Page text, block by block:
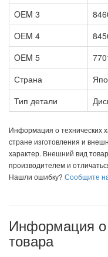
OEM 3
OEM 4
OEM 5
Страна
Тип детали
Информация о технических
стране изготовления и
характер. Внешний вид
производителем и
Нашли ошибку? Сообщите
Информация о
товара